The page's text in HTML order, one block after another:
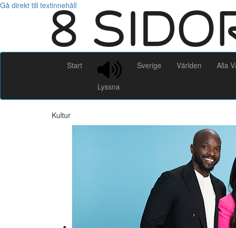
Gå direkt till textinnehåll
Start
Lyssna
Sverige Världen Alla
Kultur